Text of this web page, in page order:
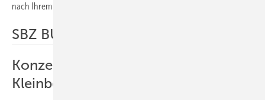
nach Ihrem Angebot erkundigen.
SBZ BUCHTIPP
Konzepte und Checklisten für
Kleinbetriebe